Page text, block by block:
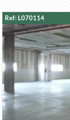
Ref: L070114